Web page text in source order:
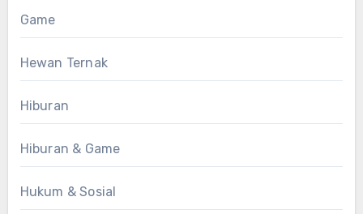
Game
Hewan Ternak
Hiburan
Hiburan & Game
Hukum & Sosial